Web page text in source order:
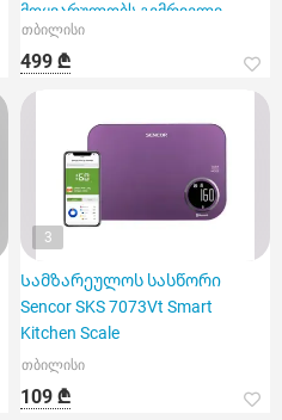
მოყვარულობს გემრიელი
კერძების სწრ
თბილისი
499 ₾
3
Სამზარეულოს სასწორი
Sencor SKS 7073Vt Smart
Kitchen Scale
თბილისი
109 ₾